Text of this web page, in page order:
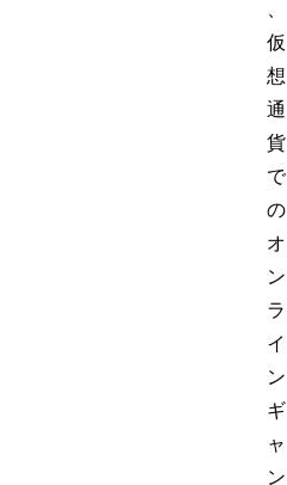
仮
想
通
貨
で
の
オ
ン
ラ
イ
ン
ギ
ャ
ン